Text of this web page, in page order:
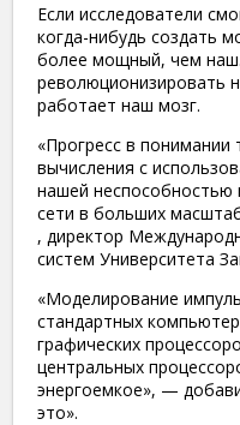
Если исследователи
когда-нибудь создать
более мощный, чем
революционизировать
работает наш мозг.
«Прогресс в понимании
вычисления с
нашей
сети в больших
, директор
систем Университета
«Моделирование
стандартных
графических
центральных
энергоемкое», —
это».